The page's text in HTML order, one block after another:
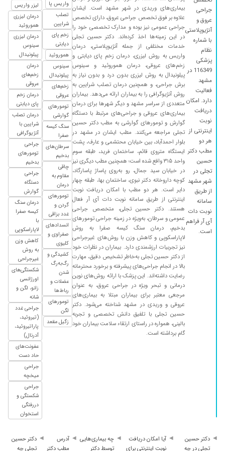
زخم دیابتی ۱۴۰۳/۰۶/۲۰
برداشت خال ۱۴۰۴/۰۲/۱۹
واریس پا ۱۴۰۴/۰۷/۲۱
سلام دکتر تجلی بسیار دکتر ۱۴۰۴/۰۸/۲۴
عالی خیلی پزشک خوب کاربردی هستن ۱۴۰۴/۰۶/۰۸
سلام مشکل دی وی تی مثبت یا(خون اختگی
وسیع در پا تا شکم)داشتم که خدا ایشون رو سر
راهم قرار دادند و بسیار حاذق و کاربلد هستند و یک
سال هسش که تحت درمانشون هستم
۱۴۰۳/۰۸/۱۸
فوقالعاده است منو از بی دست شدت نجات دادن
برکت به زندگیشدن
۱۴۰۳/۰۸/۱۱
خوب.پورت گذاری ۱۴۰۳/۰۷/۰۳
هم از لحاظ علمی و هم روابط عمومی بسیار عالی ۱۴۰۴/۰۹/۱۸
بسیار عالی ۱۴۰۴/۱۰/۱۰
دکترش عالیه ۱۴۰۴/۰۲/۲۰
خیلی عالی
با اخلاق و متعهد صبوروبا حوصله هستند ۱۴۰۴/۱۲/۲۴
واریس ، نارسایی عروق ۱۴۰۴/۰۲/۲۳
عدم رضایت ۱۴۰۳/۰۶/۲۸
بسیارخوش ۱۴۰۴/۰۲/۰۳
گرفتگی عروقداشتم که خداراشکررفعشد ۱۴۰۴/۰۲/۲۰
عمل سینوس عالی ۱۴۰۴/۰۵/۰۱
عالی بود ۱۴۰۴/۰۹/۰۱
رگ مصنوعی ۱۴۰۳/۰۸/۰۳
۱۴۰۴/۰۵/۰۸
۱۴۰۳/۱۲/۰۵
خیلی حوصله توضیح دادن واسه همه آدمی رو ۱۴۰۴/۰۴/۲۸
۱۴۰۳/۱۰/۰۴
بسیار عالی هم از لحاظ تعهد به کارشون هم اخلاق و ۱۴۰۴/۰۲/۱۰
جراحی
عروق و
آنژیوپلاستی
با شماره
نظام
پزشکی
116349 در
مشهد
فعالیت
دارد. امکان
دریافت
نوبت
اینترنتی از
هر دو
مطب دکتر
حسین
تجلی در
شهر مشهد
از طریق
سامانه
نوبت دات
آی آر فراهم
است.
بیماری‌های وریدی در شهر مشهد است. ایشان
علاوه بر فوق تخصص جراحی عروق، دارای تخصص
جراحی عمومی نیز بوده و مدارک تخصصی خود را
در این زمینه‌ها اخذ کرده‌اند. دکتر حسین تجلی
خدمات مختلفی از جمله آنژیوپلاستی، درمان
واریس به روش لیزری، درمان زخم پای دیابتی و
زخم‌های عروقی، درمان هموروئید و سینوس
پیلونیدال به روش لیزری بدون درد و بدون نیاز به
برش جراحی، و همچنین درمان تصلب شرایین به
روش آنژیوگرافی را به بیماران ارائه می‌دهد. بیماران
متعددی از سراسر مشهد و دیگر شهرها برای درمان
بیماری‌های عروقی و جراحی‌های مرتبط با دستگاه
گوارش و تومورهای گوارشی به مطب دکتر حسین
تجلی مراجعه می‌کنند. مطب ایشان در مشهد در
بلوار احمدآباد، بین خیابان محتشمی و عارف، پشت
ایستگاه متروی قائم، ساختمان فرید، طبقه سوم
واحد ۳۱۵ واقع شده است؛ همچنین مطب دیگری نیز
در خیابان سید جمال، رو به‌روی پاساژ پاسارگاد،
کوچه داروخانه دکتر نبوی، ساختمان بها، طبقه چهار
دایر است. هر دو مطب با امکان دریافت نوبت
اینترنتی از طریق سامانه نوبت دات آی آر فعال
هستند. دکتر حسین تجلی، متخصص جراحی
عمومی و سرطان، به‌ویژه در زمینه جراحی تومورهای
بدخیم، درمان سنگ کیسه صفرا به روش
لاپاراسکوپی و کاهش وزن با روش‌های غیرجراحی
نیز تجربیات ارزشمندی دارد. بیماران در نظرات خود
از دکتر حسین تجلی به‌خاطر تشخیص دقیق، مهارت
بالا در انجام جراحی‌های پیشرفته و برخورد محترمانه
رضایت داشته‌اند. این پزشک با ارائه روش‌های نوین
درمانی و تبحر ویژه در جراحی عروق، به عنوان
مرجعی معتبر برای بیماران مبتلا به بیماری‌های
عروقی و وریدی در مشهد شناخته می‌شود. دکتر
حسین تجلی با تلفیق دانش تخصصی و تجربه
بالینی، همواره در راستای ارتقاء سلامت بیماران خود
گام برداشته است.
واریس پا
تصلب
شرایین
زخم پای
دیابتی
هموروئید
سینوس
پیلونیدال
زخم‌های
عروقی
تومورهای
گوارشی
سنگ کیسه
صفرا
سرطان‌های
بدخیم
چاقی
مقاوم به
درمان
تومورهای
گردن و
غدد بزاقی
انسدادهای
صفراوی و
کلیوی
کشیدگی و
رگ‌به‌رگ
شدن
عضلات و
رباط‌ها
تومورهای
لگن
زگیل مقعد
لیزر واریس
درمان لیزری
هموروئید
درمان لیزری
سینوس
پیلونیدال
درمان
زخم‌های
عروقی
درمان زخم
پای دیابتی
درمان تصلب
شرایین با
آنژیوگرافی
جراحی
تومورهای
بدخیم
جراحی
دستگاه
گوارش
درمان سنگ
کیسه صفرا
با
لاپاراسکوپی
کاهش وزن
به روش
غیرجراحی
شکستگی‌های
اورژانسی
زانو، لگن و
شانه
جراحی غدد
(تیروئید،
پاراتیروئید،
آدرنال)
عفونت‌های
حاد دست
جراحی
میخچه
جراحی
شکستگی و
دررفتگی
استخوان
دکتر حسین
تجلی در چه
آیا امکان دریافت
نوبت اینترنتی برای
چه بیماری‌هایی
توسط دکتر
آدرس
مطب دکتر
دکتر حسین
تجلی چه